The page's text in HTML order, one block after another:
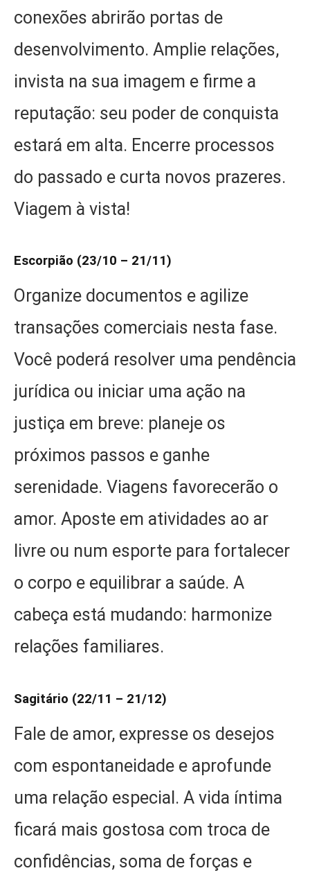
conexões abrirão portas de
desenvolvimento. Amplie relações,
invista na sua imagem e firme a
reputação: seu poder de conquista
estará em alta. Encerre processos
do passado e curta novos prazeres.
Viagem à vista!
Escorpião (23/10 – 21/11)
Organize documentos e agilize
transações comerciais nesta fase.
Você poderá resolver uma pendência
jurídica ou iniciar uma ação na
justiça em breve: planeje os
próximos passos e ganhe
serenidade. Viagens favorecerão o
amor. Aposte em atividades ao ar
livre ou num esporte para fortalecer
o corpo e equilibrar a saúde. A
cabeça está mudando: harmonize
relações familiares.
Sagitário (22/11 – 21/12)
Fale de amor, expresse os desejos
com espontaneidade e aprofunde
uma relação especial. A vida íntima
ficará mais gostosa com troca de
confidências, soma de forças e